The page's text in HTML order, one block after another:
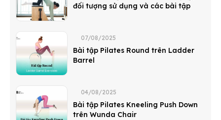
đối tượng sử dụng và các bài tập
07/08/2025
Bài tập Pilates Round trên Ladder
Barrel
04/08/2025
Bài tập Pilates Kneeling Push Down
trên Wunda Chair